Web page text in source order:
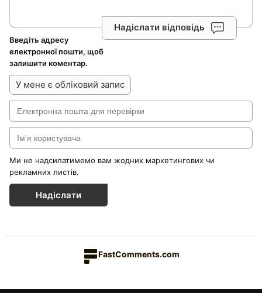
Надіслати відповідь
Введіть адресу
електронної пошти, щоб
залишити коментар.
У мене є обліковий запис
Ми не надсилатимемо вам жодних маркетингових чи
рекламних листів.
Надіслати
FastComments.com